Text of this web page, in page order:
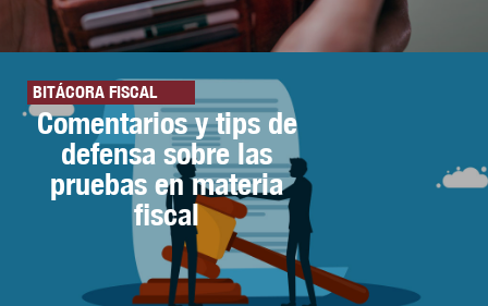
BITÁCORA FISCAL
Comentarios y tips de
defensa sobre las
pruebas en materia
fiscal